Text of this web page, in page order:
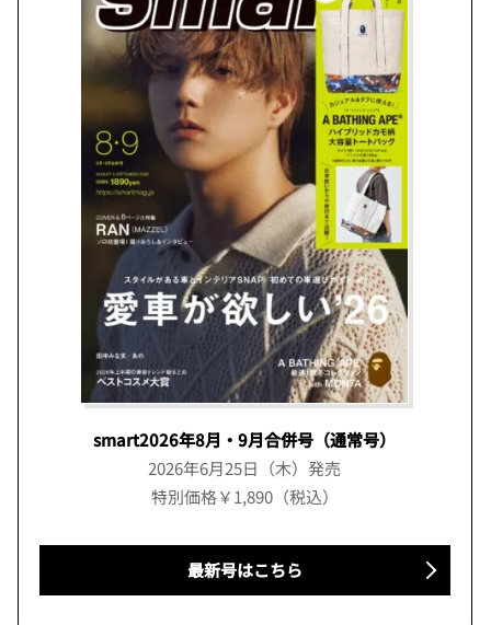
smart2026年8月・9月合併号（通常号）
2026年6月25日（木）発売
特別価格￥1,890（税込）
最新号はこちら